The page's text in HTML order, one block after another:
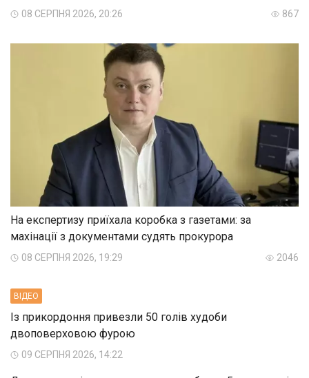
08 СЕРПНЯ 2026, 20:26 867
На експертизу приїхала коробка з газетами: за
махінації з документами судять прокурора
08 СЕРПНЯ 2026, 19:29 2046
ВIДЕО
Із прикордоння привезли 50 голів худоби
двоповерховою фурою
09 СЕРПНЯ 2026, 14:22